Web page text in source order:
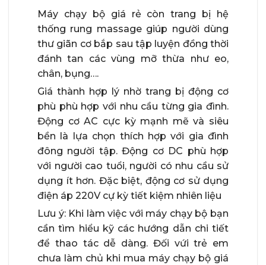
Máy chạy bộ giá rẻ còn trang bị hệ
thống rung massage giúp người dùng
thư giãn cơ bắp sau tập luyện đồng thời
đánh tan các vùng mỡ thừa như eo,
chân, bụng….
Giá thành hợp lý nhờ trang bị động cơ
phù phù hợp với nhu cầu từng gia đình.
Động cơ AC cực kỳ mạnh mẽ và siêu
bền là lựa chọn thích hợp với gia đình
đông người tập. Động cơ DC phù hợp
với người cao tuổi, người có nhu cầu sử
dụng ít hơn. Đặc biệt, động cơ sử dụng
điện áp 220V cự kỳ tiết kiệm nhiên liệu
Lưu ý: Khi làm việc với máy chạy bộ bạn
cần tìm hiểu kỹ các hướng dẫn chi tiết
để thao tác dễ dàng. Đối vứi trẻ em
chưa làm chủ khi mua máy chạy bộ giá